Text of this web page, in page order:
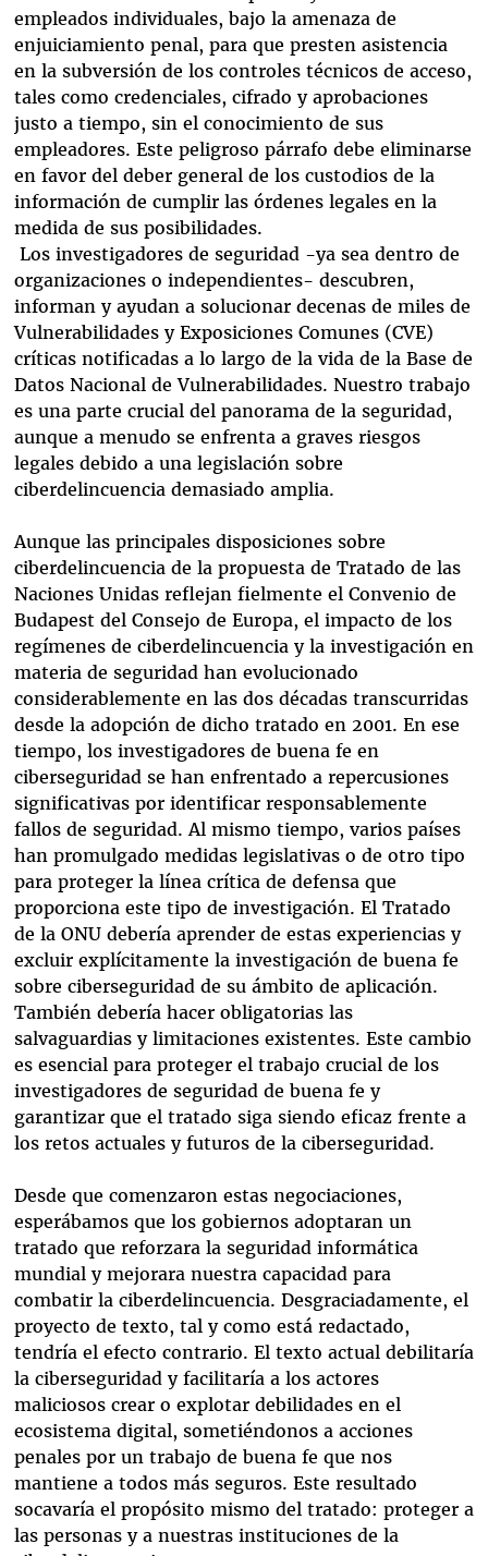
empleados individuales, bajo la amenaza de
enjuiciamiento penal, para que presten asistencia
en la subversión de los controles técnicos de acceso,
tales como credenciales, cifrado y aprobaciones
justo a tiempo, sin el conocimiento de sus
empleadores. Este peligroso párrafo debe eliminarse
en favor del deber general de los custodios de la
información de cumplir las órdenes legales en la
medida de sus posibilidades.
Los investigadores de seguridad -ya sea dentro de
organizaciones o independientes- descubren,
informan y ayudan a solucionar decenas de miles de
Vulnerabilidades y Exposiciones Comunes (CVE)
críticas notificadas a lo largo de la vida de la Base de
Datos Nacional de Vulnerabilidades. Nuestro trabajo
es una parte crucial del panorama de la seguridad,
aunque a menudo se enfrenta a graves riesgos
legales debido a una legislación sobre
ciberdelincuencia demasiado amplia.
Aunque las principales disposiciones sobre
ciberdelincuencia de la propuesta de Tratado de las
Naciones Unidas reflejan fielmente el Convenio de
Budapest del Consejo de Europa, el impacto de los
regímenes de ciberdelincuencia y la investigación en
materia de seguridad han evolucionado
considerablemente en las dos décadas transcurridas
desde la adopción de dicho tratado en 2001. En ese
tiempo, los investigadores de buena fe en
ciberseguridad se han enfrentado a repercusiones
significativas por identificar responsablemente
fallos de seguridad. Al mismo tiempo, varios países
han promulgado medidas legislativas o de otro tipo
para proteger la línea crítica de defensa que
proporciona este tipo de investigación. El Tratado
de la ONU debería aprender de estas experiencias y
excluir explícitamente la investigación de buena fe
sobre ciberseguridad de su ámbito de aplicación.
También debería hacer obligatorias las
salvaguardias y limitaciones existentes. Este cambio
es esencial para proteger el trabajo crucial de los
investigadores de seguridad de buena fe y
garantizar que el tratado siga siendo eficaz frente a
los retos actuales y futuros de la ciberseguridad.
Desde que comenzaron estas negociaciones,
esperábamos que los gobiernos adoptaran un
tratado que reforzara la seguridad informática
mundial y mejorara nuestra capacidad para
combatir la ciberdelincuencia. Desgraciadamente, el
proyecto de texto, tal y como está redactado,
tendría el efecto contrario. El texto actual debilitaría
la ciberseguridad y facilitaría a los actores
maliciosos crear o explotar debilidades en el
ecosistema digital, sometiéndonos a acciones
penales por un trabajo de buena fe que nos
mantiene a todos más seguros. Este resultado
socavaría el propósito mismo del tratado: proteger a
las personas y a nuestras instituciones de la